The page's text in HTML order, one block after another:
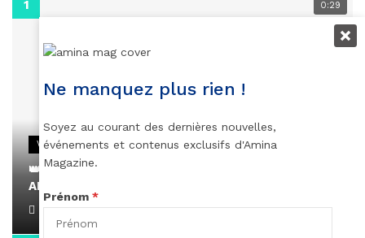
0:29
VIDEOS
👑 Remerciements à Ayden pour son message sur
AMINA, le Magazine de la Femme
April 1, 2022
Ne manquez plus rien !
Soyez au courant des dernières nouvelles,
événements et contenus exclusifs d'Amina
Magazine.
Prénom *